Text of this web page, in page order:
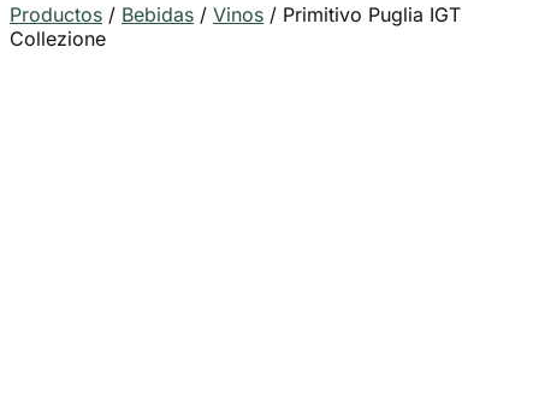
Productos / Bebidas / Vinos / Primitivo Puglia IGT
Collezione